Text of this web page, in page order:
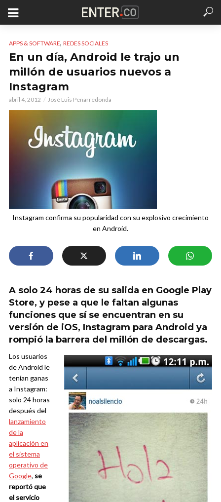
APPS & SOFTWARE, REDES SOCIALES
En un día, Android le trajo un
millón de usuarios nuevos a
Instagram
abril 4, 2012 José Luis Peñarredonda
Instagram confirma su popularidad con su explosivo crecimiento
en Android.
A solo 24 horas de su salida en Google Play
Store, y pese a que le faltan algunas
funciones que sí se encuentran en su
versión de iOS, Instagram para Android ya
rompió la barrera del millón de descargas.
Los usuarios
de Android le
tenían ganas
a Instagram:
solo 24 horas
después del
lanzamiento
de la
aplicación en
el sistema
operativo de
Google, se
reportó que
el servicio